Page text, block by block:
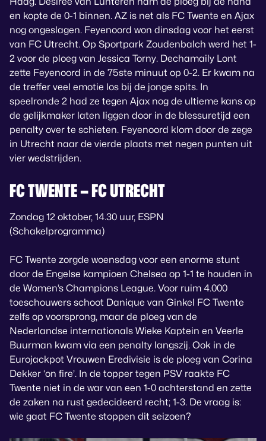
en kopte de 0-1 binnen. AZ is net als FC Twente en Ajax
nog ongeslagen. Feyenoord won dinsdag voor het eerst
van FC Utrecht. Op Sportpark Zoudenbalch werd het 1-
2 voor de ploeg van Jessica Torny. Dechamaily Lont
zette Feyenoord in de 75ste minuut op 0-2. Er kwam na
de treffer veel emotie los bij de jonge spits. In
speelronde 2 had ze tegen Ajax nog de ultieme kans op
de gelijkmaker laten liggen door in de blessuretijd een
penalty over te schieten. Feyenoord klom door de zege
in Utrecht naar de vierde plaats met negen punten uit
vier wedstrijden.
FC TWENTE – FC UTRECHT
Zondag 12 oktober, 14.30 uur, ESPN
(Schakelprogramma)
FC Twente zorgde woensdag voor een enorme stunt
door de Engelse kampioen Chelsea op 1-1 te houden in
de Women’s Champions League. Voor ruim 4.000
toeschouwers schoot Danique van Ginkel FC Twente
zelfs op voorsprong, maar de ploeg van de
Nederlandse internationals Wieke Kaptein en Veerle
Buurman kwam via een penalty langszij. Ook in de
Eurojackpot Vrouwen Eredivisie is de ploeg van Corina
Dekker ‘on fire’. In de topper tegen PSV raakte FC
Twente niet in de war van een 1-0 achterstand en zette
de zaken na rust gedecideerd recht; 1-3. De vraag is:
wie gaat FC Twente stoppen dit seizoen?